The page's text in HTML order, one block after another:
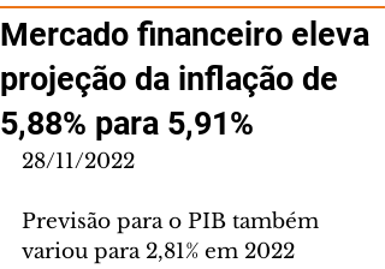
Mercado financeiro eleva
projeção da inflação de
5,88% para 5,91%
28/11/2022
Previsão para o PIB também
variou para 2,81% em 2022